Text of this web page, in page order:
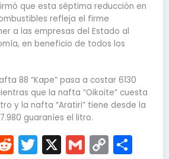
que esta séptima reducción en
refleja el firme
a las empresas del Estado al
en beneficio de todos los
88 “Kape” pasa a costar 6130
que la nafta “Oikoite” cuesta
y la nafta “Aratiri” tiene desde la
guaraníes el litro.
Reddit
Twitter
X Gmail
Copy